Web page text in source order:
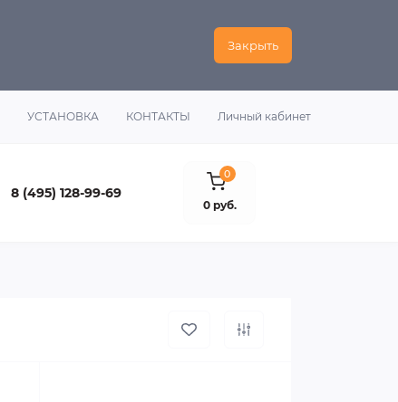
Закрыть
УСТАНОВКА КОНТАКТЫ Личный кабинет
8 (495) 128-99-69
0
0 руб.